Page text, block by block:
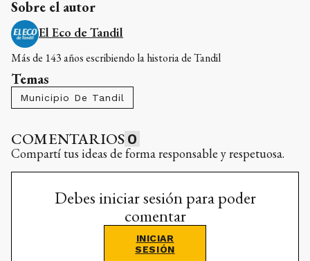
Sobre el autor
El Eco de Tandil
Más de 143 años escribiendo la historia de Tandil
Temas
Municipio De Tandil
COMENTARIOS 0
Compartí tus ideas de forma responsable y respetuosa.
Debes iniciar sesión para poder
comentar
INICIAR
SESIÓN